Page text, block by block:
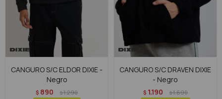
CANGURO S/C ELDOR DIXIE -
Negro
$ 890 $1.290
CANGURO S/C DRAVEN DIXIE
- Negro
$ 1.190 $1.690